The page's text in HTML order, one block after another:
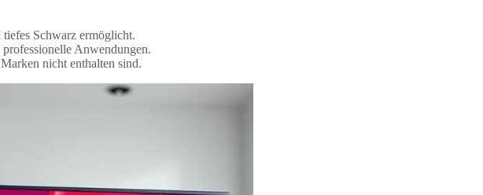
Schwarz ermöglicht.
Anwendungen.
nicht enthalten sind.